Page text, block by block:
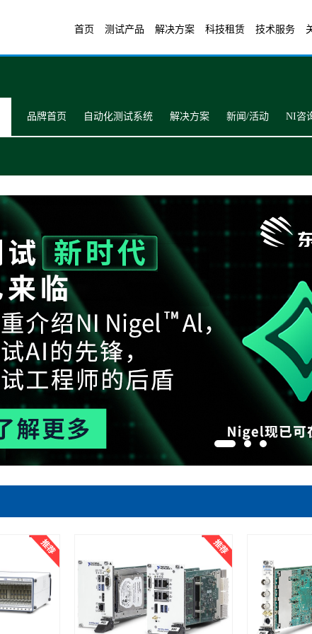
首页 测试产品 解决方案 科技租赁 技术服务
品牌首页 自动化测试系统 解决方案 新闻/活动 NI咨